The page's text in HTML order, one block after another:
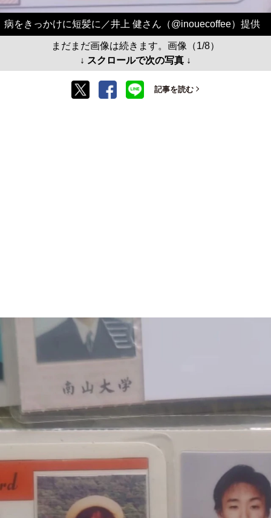
病をきっかけに短髪に／井上 健さん（@inouecoffee）提供
まだまだ画像は続きます。画像（1/8）
↓ スクロールで次の写真 ↓
記事を読む